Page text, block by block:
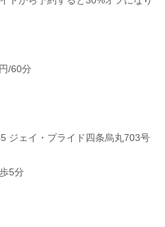
/60分
ジェイ・プライド四条烏丸703号
5分